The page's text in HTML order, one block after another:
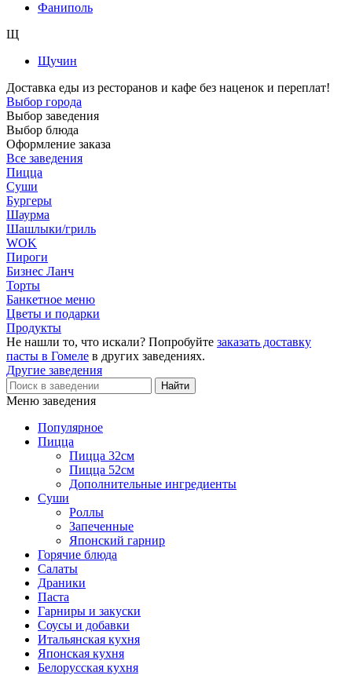
Фаниполь
Щ
Щучин
Доставка еды из ресторанов и кафе без наценок и переплат!
Выбор города
Выбор заведения
Выбор блюда
Оформление заказа
Все заведения
Пицца
Суши
Бургеры
Шаурма
Шашлыки/гриль
WOK
Пироги
Бизнес Ланч
Торты
Банкетное меню
Цветы и подарки
Продукты
Не нашли то, что искали? Попробуйте заказать доставку
пасты в Гомеле в других заведениях.
Другие заведения
Меню заведения
Популярное
Пицца
Пицца 32см
Пицца 52см
Дополнительные ингредиенты
Суши
Роллы
Запеченные
Японский гарнир
Горячие блюда
Салаты
Драники
Паста
Гарниры и закуски
Соусы и добавки
Итальянская кухня
Японская кухня
Белорусская кухня